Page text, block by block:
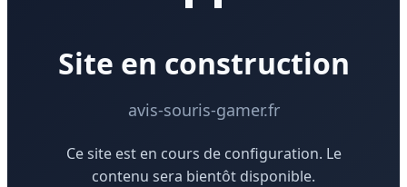
Site en construction
avis-souris-gamer.fr
Ce site est en cours de configuration. Le
contenu sera bientôt disponible.